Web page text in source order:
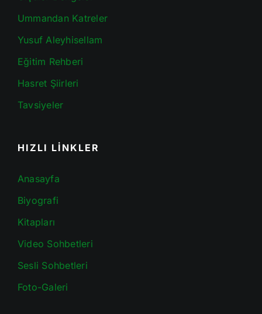
Ummandan Katreler
Yusuf Aleyhisellam
Eğitim Rehberi
Hasret Şiirleri
Tavsiyeler
HIZLI LİNKLER
Anasayfa
Biyografi
Kitapları
Video Sohbetleri
Sesli Sohbetleri
Foto-Galeri